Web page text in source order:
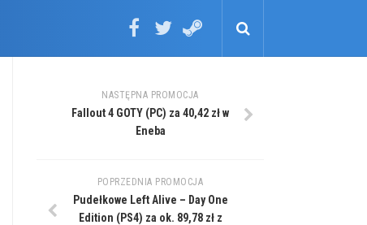
NASTĘPNA PROMOCJA
Fallout 4 GOTY (PC) za 40,42 zł w
Eneba
POPRZEDNIA PROMOCJA
Pudełkowe Left Alive – Day One
Edition (PS4) za ok. 89,78 zł z